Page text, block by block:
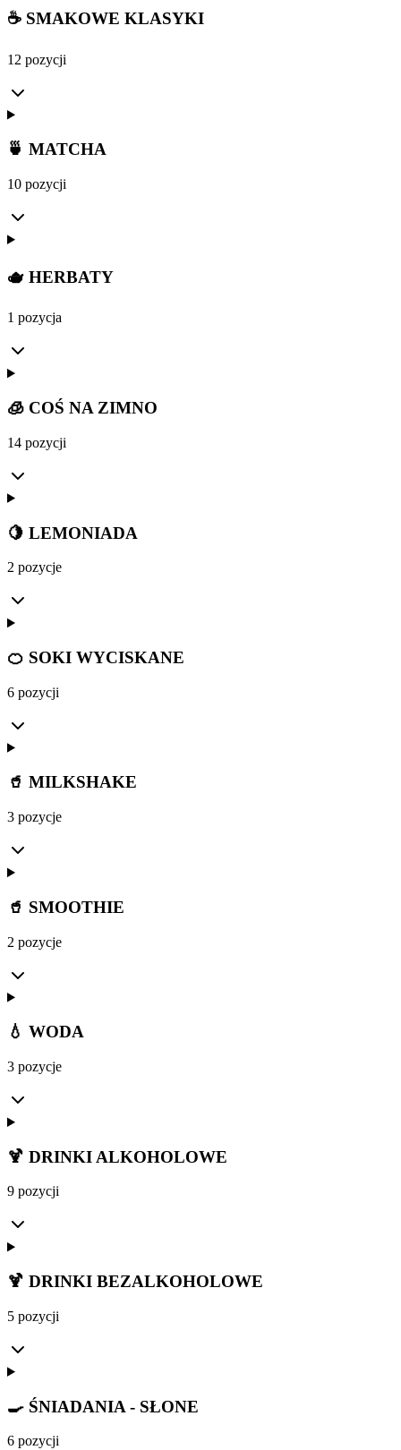
☕ SMAKOWE KLASYKI
12 pozycji
🍵 MATCHA
10 pozycji
🫖 HERBATY
1 pozycja
🧊 COŚ NA ZIMNO
14 pozycji
🍋 LEMONIADA
2 pozycje
🍊 SOKI WYCISKANE
6 pozycji
🥤 MILKSHAKE
3 pozycje
🥤 SMOOTHIE
2 pozycje
💧 WODA
3 pozycje
🍹 DRINKI ALKOHOLOWE
9 pozycji
🍹 DRINKI BEZALKOHOLOWE
5 pozycji
🍳 ŚNIADANIA - SŁONE
6 pozycji